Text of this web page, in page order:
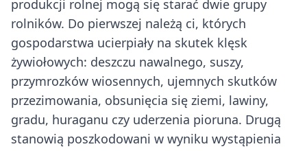
produkcji rolnej mogą się starać dwie grupy
rolników. Do pierwszej należą ci, których
gospodarstwa ucierpiały na skutek klęsk
żywiołowych: deszczu nawalnego, suszy,
przymrozków wiosennych, ujemnych skutków
przezimowania, obsunięcia się ziemi, lawiny,
gradu, huraganu czy uderzenia pioruna. Drugą
stanowią poszkodowani w wyniku wystąpienia